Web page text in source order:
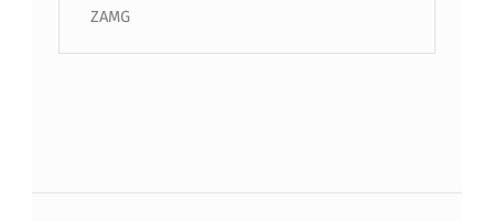
ZAMG
Beitragsnavigation